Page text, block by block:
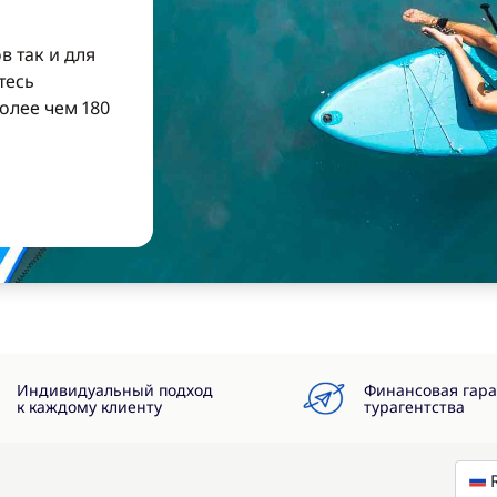
так и для
чем 180
Индивидуальный подход
к каждому клиенту
Финансовая
турагентства